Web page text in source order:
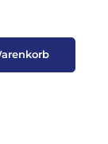
benutze die